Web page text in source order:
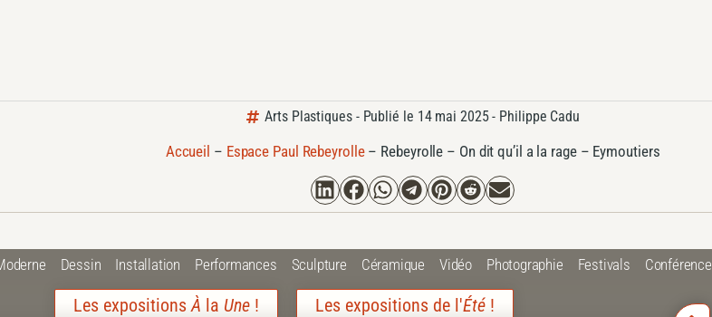
Arts Plastiques - Publié le 14 mai 2025 - Philippe Cadu
Accueil – Espace Paul Rebeyrolle– Rebeyrolle – On dit qu’il a la rage – Eymoutiers
Dessin Installation Performances Sculpture Céramique Vidéo Photographie Festivals
Les expositionsÀ la Une ! Les expositions de l'Été !